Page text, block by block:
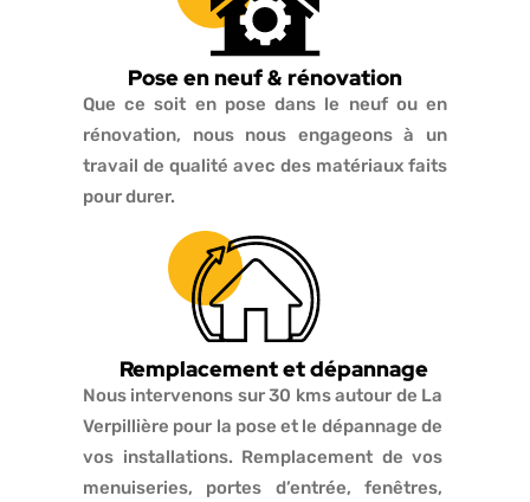
Pose en neuf & rénovation
Que ce soit en pose dans le neuf ou en
rénovation, nous nous engageons à un
travail de qualité avec des matériaux faits
pour durer.
Remplacement et dépannage
Nous intervenons sur 30 kms autour de La
Verpillière pour la pose et le dépannage de
vos installations. Remplacement de vos
menuiseries, portes d’entrée, fenêtres,